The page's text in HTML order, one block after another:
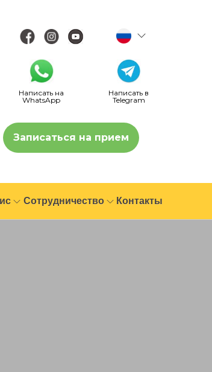
Написать на
WhatsApp
Написать в
Telegram
Записаться на прием
Сотрудничество Контакты